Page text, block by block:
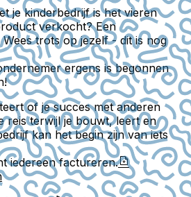
je kinderbedrijf is het vieren
verkocht? Een
trots op jezelf - dit is nog
ergens is begonnen
of je succes met anderen
reis terwijl je bouwt, leert en
kan het begin zijn van iets
iedereen factureren.